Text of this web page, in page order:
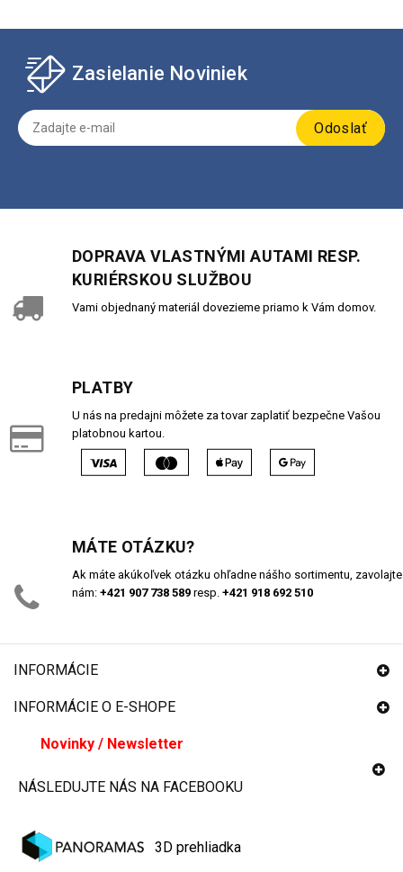
Zasielanie Noviniek
Odoslať
DOPRAVA VLASTNÝMI AUTAMI RESP.
KURIÉRSKOU SLUŽBOU
Vami objednaný materiál dovezieme priamo k Vám domov.
PLATBY
U nás na predajni môžete za tovar zaplatiť bezpečne Vašou
platobnou kartou.
MÁTE OTÁZKU?
Ak máte akúkoľvek otázku ohľadne nášho sortimentu, zavolajte
nám: +421 907 738 589 resp. +421 918 692 510
INFORMÁCIE
INFORMÁCIE O E-SHOPE
Novinky / Newsletter
NÁSLEDUJTE NÁS NA FACEBOOKU
3D prehliadka